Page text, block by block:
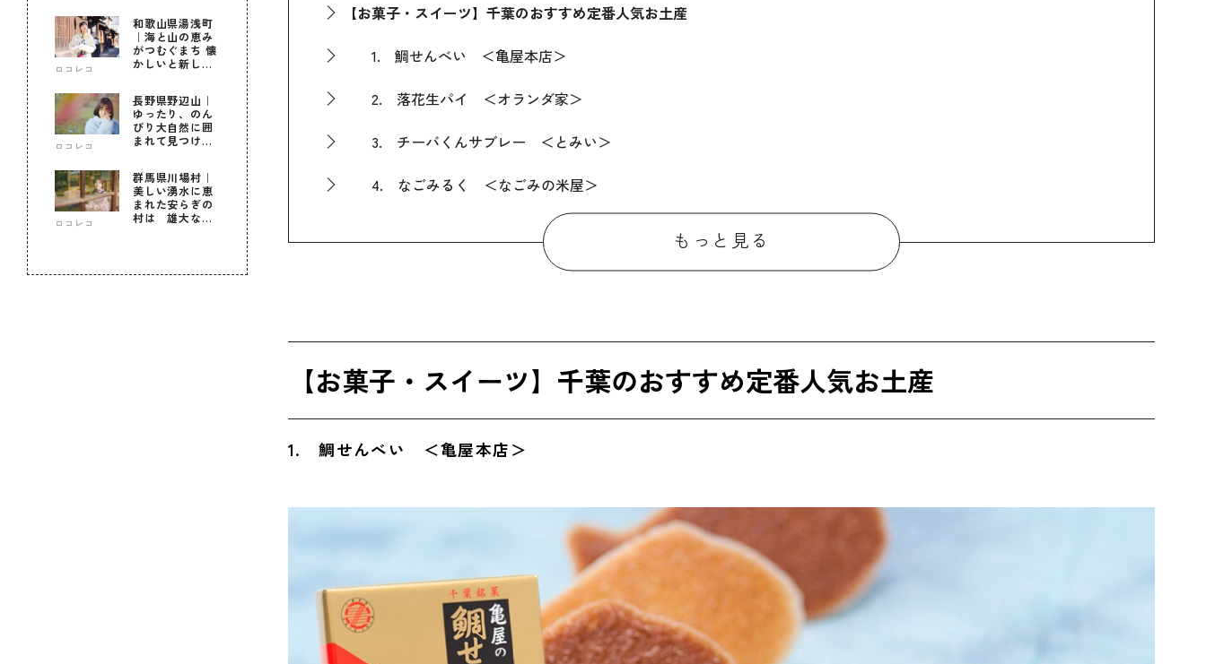
ロコレコ
和歌山県湯浅町
｜海と山の恵み
がつむぐまち 懐
かしいと新しい
ロコレコ
長野県野辺山｜
ゆったり、のん
びり大自然に囲
まれて見つけ
ロコレコ
群馬県川場村｜
美しい湧水に恵
まれた安らぎの
村は 雄大な自
【お菓子・スイーツ】千葉のおすすめ定番人気お土産
1. 鯛せんべい ＜亀屋本店＞
2. 落花生パイ ＜オランダ家＞
3. チーバくんサブレー ＜とみい＞
4. なごみるく ＜なごみの米屋＞
5. まるごとびわゼリー ＜亀屋本店＞
6. びわ饅頭 ＜高山製菓＞
9. ぬれ煎餅 ＜イシガミ＞
【お菓子・スイーツ以外】千葉のおすすめ定番人気お土産
11. 手間いらずしょうゆおこわ ＜虎産＞
12. サバカレー ＜SHIDA＞
13. ぶっかけ海苔めし ＜守屋＞
14. 八街生姜ジンジャーエール ＜八街商工会議所＞
もっと見る
【お菓子・スイーツ】千葉のおすすめ定番人気お土産
1. 鯛せんべい ＜亀屋本店＞